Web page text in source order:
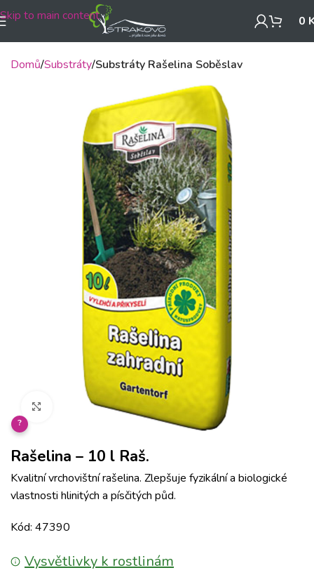
Skip to main content 0
Domů Substráty Substráty Rašelina Soběslav
Klikněte pro zvětšení
?
Rašelina – 10 l Raš.
Kvalitní vrchovištní rašelina. Zlepšuje fyzikální a biologické
vlastnosti hlinitých a písčitých půd.
Kód: 47390
Vysvětlivky k rostlinám